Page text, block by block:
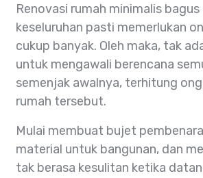
Renovasi rumah minimalis
keseluruhan pasti memerlukan
cukup banyak. Oleh maka, tak
untuk mengawali berencana
semenjak awalnya, terhitung
rumah tersebut.
Mulai membuat bujet
material untuk bangunan, dan
tak berasa kesulitan ketika